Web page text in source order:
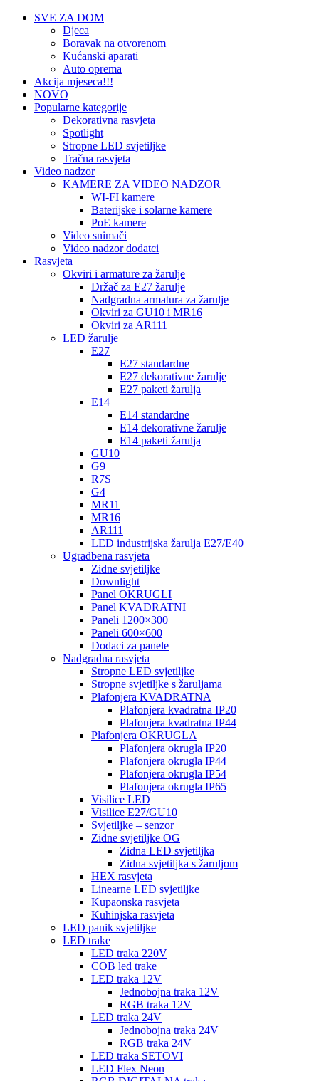
SVE ZA DOM
Djeca
Boravak na otvorenom
Kućanski aparati
Auto oprema
Akcija mjeseca!!!
NOVO
Popularne kategorije
Dekorativna rasvjeta
Spotlight
Stropne LED svjetiljke
Tračna rasvjeta
Video nadzor
KAMERE ZA VIDEO NADZOR
WI-FI kamere
Baterijske i solarne kamere
PoE kamere
Video snimači
Video nadzor dodatci
Rasvjeta
Okviri i armature za žarulje
Držač za E27 žarulje
Nadgradna armatura za žarulje
Okviri za GU10 i MR16
Okviri za AR111
LED žarulje
E27
E27 standardne
E27 dekorativne žarulje
E27 paketi žarulja
E14
E14 standardne
E14 dekorativne žarulje
E14 paketi žarulja
GU10
G9
R7S
G4
MR11
MR16
AR111
LED industrijska žarulja E27/E40
Ugradbena rasvjeta
Zidne svjetiljke
Downlight
Panel OKRUGLI
Panel KVADRATNI
Paneli 1200×300
Paneli 600×600
Dodaci za panele
Nadgradna rasvjeta
Stropne LED svjetiljke
Stropne svjetiljke s žaruljama
Plafonjera KVADRATNA
Plafonjera kvadratna IP20
Plafonjera kvadratna IP44
Plafonjera OKRUGLA
Plafonjera okrugla IP20
Plafonjera okrugla IP44
Plafonjera okrugla IP54
Plafonjera okrugla IP65
Visilice LED
Visilice E27/GU10
Svjetiljke – senzor
Zidne svjetiljke OG
Zidna LED svjetiljka
Zidna svjetiljka s žaruljom
HEX rasvjeta
Linearne LED svjetiljke
Kupaonska rasvjeta
Kuhinjska rasvjeta
LED panik svjetiljke
LED trake
LED traka 220V
COB led trake
LED traka 12V
Jednobojna traka 12V
RGB traka 12V
LED traka 24V
Jednobojna traka 24V
RGB traka 24V
LED traka SETOVI
LED Flex Neon